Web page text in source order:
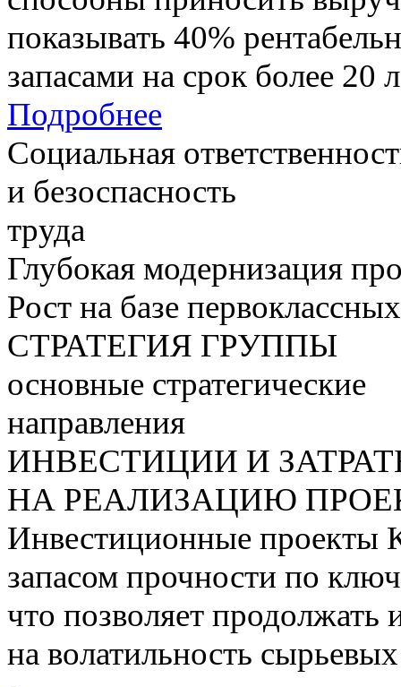
показывать 40%
запасами на срок более 20
Подробнее
Социальная
и безоспасность
труда
Глубокая модернизация
Рост на базе
СТРАТЕГИЯ ГРУППЫ
основные стратегические
направления
ИНВЕСТИЦИИ И
НА РЕАЛИЗАЦИЮ
Инвестиционные проекты
запасом прочности по
что позволяет продолжать
на волатильность